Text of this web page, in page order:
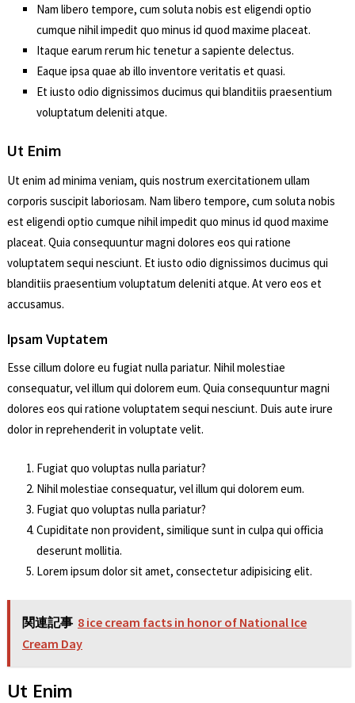
Nam libero tempore, cum soluta nobis est eligendi optio
cumque nihil impedit quo minus id quod maxime placeat.
Itaque earum rerum hic tenetur a sapiente delectus.
Eaque ipsa quae ab illo inventore veritatis et quasi.
Et iusto odio dignissimos ducimus qui blanditiis praesentium
voluptatum deleniti atque.
Ut Enim
Ut enim ad minima veniam, quis nostrum exercitationem ullam
corporis suscipit laboriosam. Nam libero tempore, cum soluta nobis
est eligendi optio cumque nihil impedit quo minus id quod maxime
placeat. Quia consequuntur magni dolores eos qui ratione
voluptatem sequi nesciunt. Et iusto odio dignissimos ducimus qui
blanditiis praesentium voluptatum deleniti atque. At vero eos et
accusamus.
Ipsam Vuptatem
Esse cillum dolore eu fugiat nulla pariatur. Nihil molestiae
consequatur, vel illum qui dolorem eum. Quia consequuntur magni
dolores eos qui ratione voluptatem sequi nesciunt. Duis aute irure
dolor in reprehenderit in voluptate velit.
Fugiat quo voluptas nulla pariatur?
Nihil molestiae consequatur, vel illum qui dolorem eum.
Fugiat quo voluptas nulla pariatur?
Cupiditate non provident, similique sunt in culpa qui officia
deserunt mollitia.
Lorem ipsum dolor sit amet, consectetur adipisicing elit.
関連記事 8 ice cream facts in honor of National Ice
Cream Day
Ut Enim